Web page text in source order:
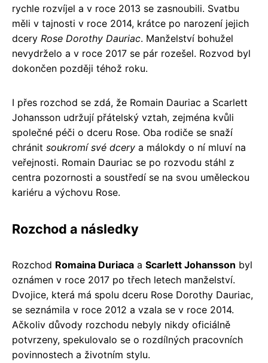
rychle rozvíjel a v roce 2013 se zasnoubili. Svatbu
měli v tajnosti v roce 2014, krátce po narození jejich
dcery Rose Dorothy Dauriac. Manželství bohužel
nevydrželo a v roce 2017 se pár rozešel. Rozvod byl
dokončen později téhož roku.
I přes rozchod se zdá, že Romain Dauriac a Scarlett
Johansson udržují přátelský vztah, zejména kvůli
společné péči o dceru Rose. Oba rodiče se snaží
chránit soukromí své dcery a málokdy o ní mluví na
veřejnosti. Romain Dauriac se po rozvodu stáhl z
centra pozornosti a soustředí se na svou uměleckou
kariéru a výchovu Rose.
Rozchod a následky
Rozchod Romaina Duriaca a Scarlett Johansson byl
oznámen v roce 2017 po třech letech manželství.
Dvojice, která má spolu dceru Rose Dorothy Dauriac,
se seznámila v roce 2012 a vzala se v roce 2014.
Ačkoliv důvody rozchodu nebyly nikdy oficiálně
potvrzeny, spekulovalo se o rozdílných pracovních
povinnostech a životním stylu.